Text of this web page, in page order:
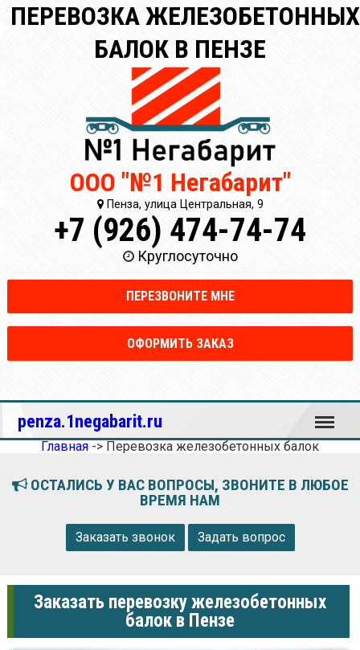
ПЕРЕВОЗКА ЖЕЛЕЗОБЕТОННЫХ
БАЛОК В ПЕНЗЕ
ООО "№1 Негабарит"
Пенза, улица Центральная, 9
+7 (926) 474-74-74
Круглосуточно
ПЕРЕЗВОНИТЕ МНЕ
ОФОРМИТЬ ЗАКАЗ
penza.1negabarit.ru Меню
Главная -> Перевозка железобетонных балок
ОСТАЛИСЬ У ВАС ВОПРОСЫ, ЗВОНИТЕ В ЛЮБОЕ
ВРЕМЯ НАМ
Заказать звонок Задать вопрос
Заказать перевозку железобетонных
балок в Пензе